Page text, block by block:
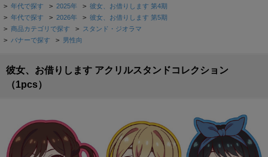
> 年代で探す > 2025年 > 彼女、お借りします 第4期
> 年代で探す > 2026年 > 彼女、お借りします 第5期
> 商品カテゴリで探す > スタンド・ジオラマ
> バナーで探す > 男性向
彼女、お借りします アクリルスタンドコレクション
（1pcs）